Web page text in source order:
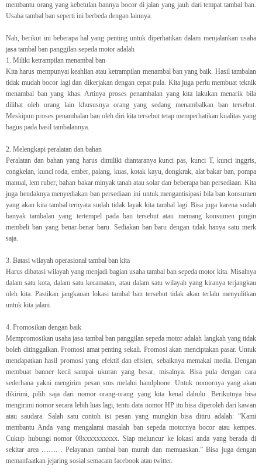
membantu orang yang kebetulan bannya bocor di jalan yang jauh dari tempat tambal ban.
Usaha tambal ban seperti ini berbeda dengan lainnya.
Nah, berikut ini beberapa hal yang penting untuk diperhatikan dalam menjalankan usaha
jasa tambal ban panggilan sepeda motor adalah
1. Miliki ketrampilan menambal ban
Kita harus mempunyai keahlian atau ketrampilan menambal ban yang baik. Hasil tambalan
tidak mudah bocor lagi dan dikerjakan dengan cepat pula. Kita juga perlu membuat teknik
menambal ban yang khas. Artinya proses penambalan yang kita lakukan menarik bila
dilihat oleh orang lain khususnya orang yang sedang menambalkan ban tersebut.
Meskipun proses penambalan ban oleh diri kita tersebut tetap memperhatikan kualitas yang
bagus pada hasil tambalannya.
2. Melengkapi peralatan dan bahan
Peralatan dan bahan yang harus dimiliki diantaranya kunci pas, kunci T, kunci inggris,
congkelan, kunci roda, ember, palang, kuas, kotak kayu, dongkrak, alat bakar ban, pompa
manual, lem ruber, bahan bakar minyak tanah atau solar dan beberapa ban persediaan. Kita
juga hendaknya menyediakan ban persediaan ini untuk mengantisipasi bila ban konsumen
yang akan kita tambal ternyata sudah tidak layak kita tambal lagi. Bisa juga karena sudah
banyak tambalan yang tertempel pada ban tersebut atau memang konsumen pingin
membeli ban yang benar-benar baru. Sediakan ban baru dengan tidak hanya satu merk
saja.
3. Batasi wilayah operasional tambal ban kita
Harus dibatasi wilayah yang menjadi bagian usaha tambal ban sepeda motor kita. Misalnya
dalam satu kota, dalam satu kecamatan, atau dalam satu wilayah yang kiranya terjangkau
oleh kita. Pastikan jangkauan lokasi tambal ban tersebut tidak akan terlalu menyulitkan
untuk kita jalani.
4. Promosikan dengan baik
Mempromosikan usaha jasa tambal ban panggilan sepeda motor adalah langkah yang tidak
boleh ditinggalkan. Promosi amat penting sekali. Promosi akan menciptakan pasar. Untuk
mendapatkan hasil promosi yang efektif dan efisien, sebaiknya memakai media. Dengan
membuat banner kecil sampai ukuran yang besar, misalnya. Bisa pula dengan cara
sederhana yakni mengirim pesan sms melalui handphone. Untuk nomornya yang akan
dikirimi, pilih saja dari nomor orang-orang yang kita kenal dahulu. Berikutnya bisa
mengirimi nomor secara lebih luas lagi, tentu data nomor HP itu bisa diperoleh dari kawan
atau saudara. Salah satu contoh isi pesan yang mungkin bisa ditiru adalah: “Kami
membantu Anda yang mengalami masalah ban sepeda motornya bocor atau kempes.
Cukup hubungi nomor 08xxxxxxxxxx. Siap meluncur ke lokasi anda yang berada di
sekitar area ......... . Pelayanan tambal ban murah dan memuaskan.” Bisa juga dengan
memanfaatkan jejaring sosial semacam facebook atau twitter.